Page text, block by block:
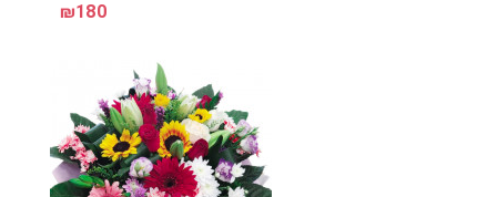
₪180